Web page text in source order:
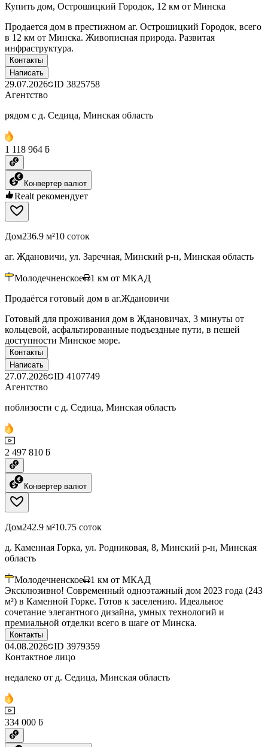
Купить дом, Острошицкий Городок, 12 км от Минска
Продается дом в престижном аг. Острошицкий Городок, всего
в 12 км от Минска. Живописная природа. Развитая
инфраструктура.
Контакты
Написать
29.07.2026 ID 3825758
Агентство
рядом с д. Седица, Минская область
1 118 964 ƃ
Конвертер валют
Realt рекомендует
Дом236.9 м²10 соток
аг. Ждановичи, ул. Заречная, Минский р-н, Минская область
Молодечненское 1 км от МКАД
Продаётся готовый дом в аг.Ждановичи
Готовый для проживания дом в Ждановичах, 3 минуты от
кольцевой, асфальтированные подъездные пути, в пешей
доступности Минское море.
Контакты
Написать
27.07.2026 ID 4107749
Агентство
поблизости с д. Седица, Минская область
2 497 810 ƃ
Конвертер валют
Дом242.9 м²10.75 соток
д. Каменная Горка, ул. Родниковая, 8, Минский р-н, Минская
область
Молодечненское 1 км от МКАД
Эксклюзивно! Современный одноэтажный дом 2023 года (243
м²) в Каменной Горке. Готов к заселению. Идеальное
сочетание элегантного дизайна, умных технологий и
премиальной отделки всего в шаге от Минска.
Контакты
04.08.2026 ID 3979359
Контактное лицо
недалеко от д. Седица, Минская область
334 000 ƃ